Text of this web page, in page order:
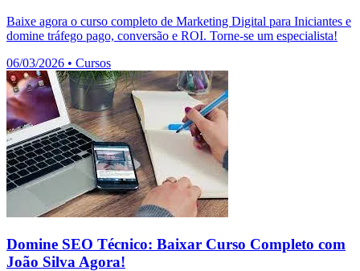
Baixe agora o curso completo de Marketing Digital para Iniciantes e
domine tráfego pago, conversão e ROI. Torne-se um especialista!
06/03/2026 • Cursos
Domine SEO Técnico: Baixar Curso Completo com
João Silva Agora!